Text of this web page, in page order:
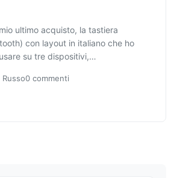
ultimo acquisto, la tastiera
con layout in italiano che ho
su tre dispositivi,…
0 commenti